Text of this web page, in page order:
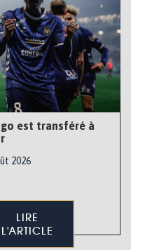
est transféré à
2026
LIRE
L'ARTICLE